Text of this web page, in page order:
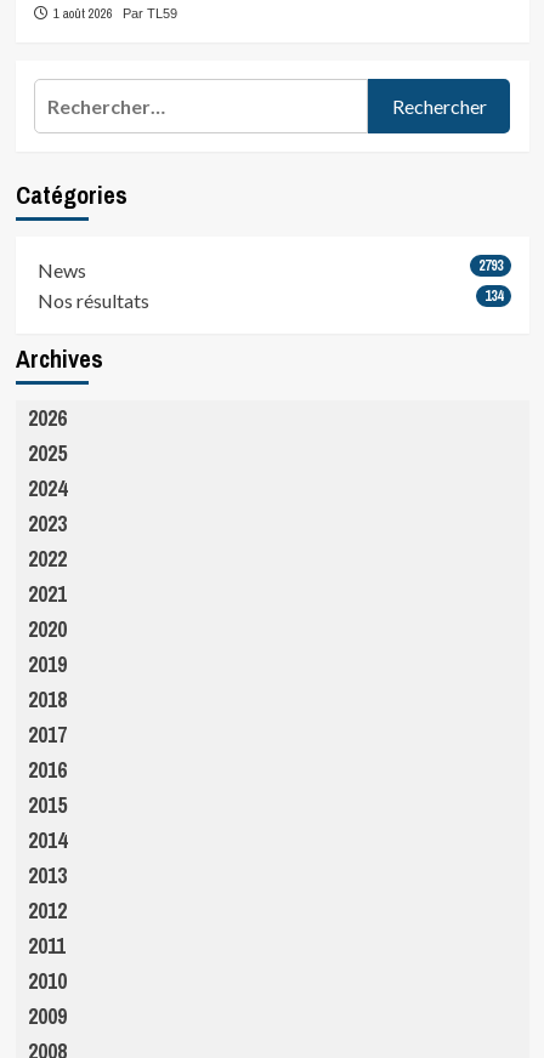
1 août 2026 Par TL59
Catégories
News 2793
Nos résultats 134
Archives
2026
2025
2024
2023
2022
2021
2020
2019
2018
2017
2016
2015
2014
2013
2012
2011
2010
2009
2008